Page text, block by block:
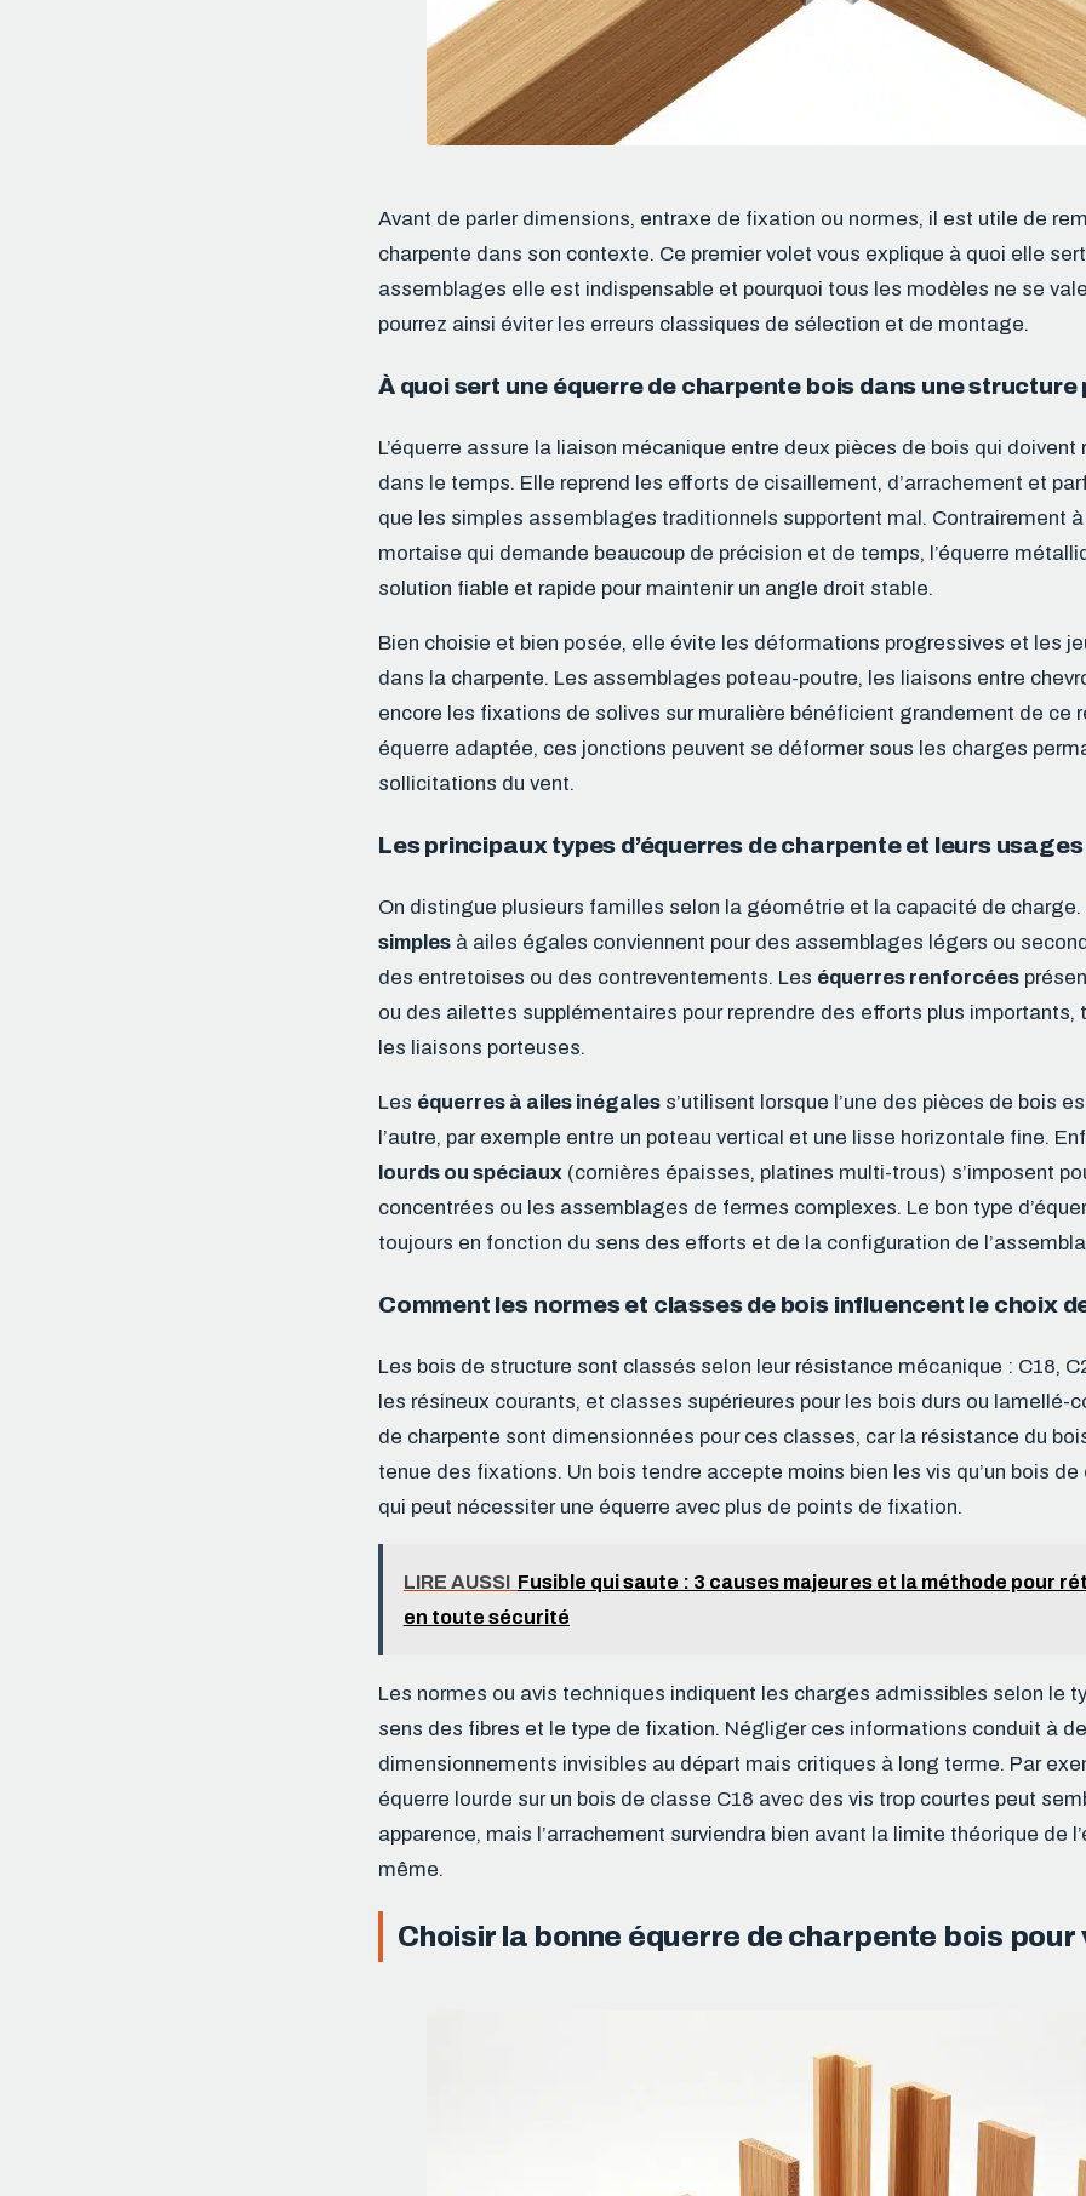
Avant de parler dimensions, entraxe de fixation ou normes, il est utile de
charpente dans son contexte. Ce premier volet vous explique à quoi elle
assemblages elle est indispensable et pourquoi tous les modèles ne se
pourrez ainsi éviter les erreurs classiques de sélection et de montage.
À quoi sert une équerre de charpente bois dans une structure
L’équerre assure la liaison mécanique entre deux pièces de bois qui
dans le temps. Elle reprend les efforts de cisaillement, d’arrachement et
que les simples assemblages traditionnels supportent mal. Contrairement
mortaise qui demande beaucoup de précision et de temps, l’équerre
solution fiable et rapide pour maintenir un angle droit stable.
Bien choisie et bien posée, elle évite les déformations progressives et les
dans la charpente. Les assemblages poteau-poutre, les liaisons entre
encore les fixations de solives sur muralière bénéficient grandement de ce
équerre adaptée, ces jonctions peuvent se déformer sous les charges
sollicitations du vent.
Les principaux types d’équerres de charpente et leurs
On distingue plusieurs familles selon la géométrie et la capacité de
simples à ailes égales conviennent pour des assemblages légers ou
des entretoises ou des contreventements. Les équerres renforcées
ou des ailettes supplémentaires pour reprendre des efforts plus importants,
les liaisons porteuses.
Les équerres à ailes inégales s’utilisent lorsque l’une des pièces de bois
l’autre, par exemple entre un poteau vertical et une lisse horizontale fine.
lourds ou spéciaux (cornières épaisses, platines multi-trous) s’imposent
concentrées ou les assemblages de fermes complexes. Le bon type
toujours en fonction du sens des efforts et de la configuration de
Comment les normes et classes de bois influencent le choix
Les bois de structure sont classés selon leur résistance mécanique : C18,
les résineux courants, et classes supérieures pour les bois durs ou lamellé-
de charpente sont dimensionnées pour ces classes, car la résistance du
tenue des fixations. Un bois tendre accepte moins bien les vis qu’un bois
qui peut nécessiter une équerre avec plus de points de fixation.
LIRE AUSSI Fusible qui saute : 3 causes majeures et la méthode pour
en toute sécurité
Les normes ou avis techniques indiquent les charges admissibles selon le
sens des fibres et le type de fixation. Négliger ces informations conduit à
dimensionnements invisibles au départ mais critiques à long terme. Par
équerre lourde sur un bois de classe C18 avec des vis trop courtes peut
apparence, mais l’arrachement surviendra bien avant la limite théorique de
même.
Choisir la bonne équerre de charpente bois